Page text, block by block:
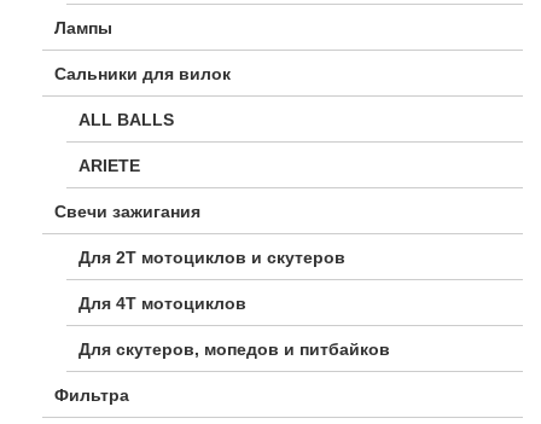
Лампы
Сальники для вилок
ALL BALLS
ARIETE
Свечи зажигания
Для 2Т мотоциклов и скутеров
Для 4Т мотоциклов
Для скутеров, мопедов и питбайков
Фильтра